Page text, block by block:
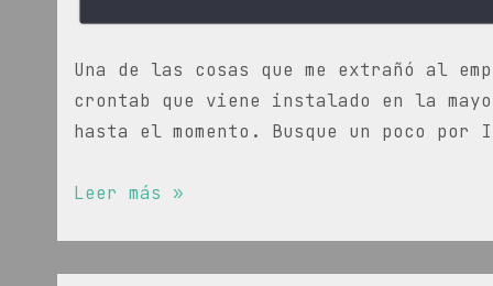
Una de las cosas que me extrañó al
crontab que viene instalado en la
hasta el momento. Busque un poco
Programar
Leer más »